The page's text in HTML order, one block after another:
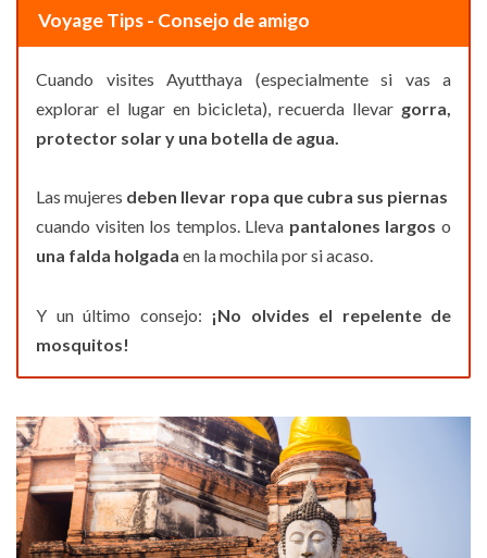
Voyage Tips - Consejo de amigo
Cuando visites Ayutthaya (especialmente si vas a
explorar el lugar en bicicleta), recuerda llevar gorra,
protector solar y una botella de agua.
Las mujeres deben llevar ropa que cubra sus piernas
cuando visiten los templos. Lleva pantalones largoso
una falda holgada en la mochila por si acaso.
Y un último consejo: ¡No olvides el repelente de
mosquitos!